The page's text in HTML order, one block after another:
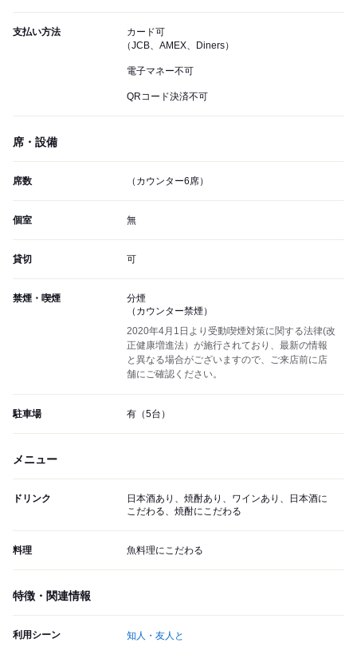
支払い方法
カード可
（JCB、AMEX、Diners）
電子マネー不可
QRコード決済不可
席・設備
席数 （カウンター6席）
個室 無
貸切 可
禁煙・喫煙
分煙
（カウンター禁煙）
2020年4月1日より受動喫煙対策に関する法律(改
正健康増進法）が施行されており、最新の情報
と異なる場合がございますので、ご来店前に店
舗にご確認ください。
駐車場 有（5台）
メニュー
ドリンク
日本酒あり、焼酎あり、ワインあり、日本酒に
こだわる、焼酎にこだわる
料理 魚料理にこだわる
特徴・関連情報
利用シーン 知人・友人と